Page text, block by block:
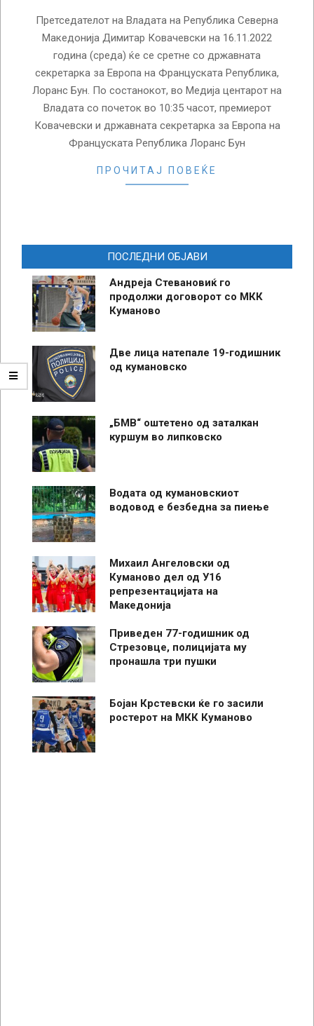
Претседателот на Владата на Република Северна
Македонија Димитар Ковачевски на 16.11.2022
година (среда) ќе се сретне со државната
секретарка за Европа на Француската Република,
Лоранс Бун. По состанокот, во Медија центарот на
Владата со почеток во 10:35 часот, премиерот
Ковачевски и државната секретарка за Европа на
Француската Република Лоранс Бун
ПРОЧИТАЈ ПОВЕЌЕ
ПОСЛЕДНИ ОБЈАВИ
Андреја Стевановиќ го
продолжи договорот со МКК
Куманово
Две лица натепале 19-годишник
од кумановско
„БМВ“ оштетено од заталкан
куршум во липковско
Водата од кумановскиот
водовод е безбедна за пиење
Михаил Ангеловски од
Куманово дел од У16
репрезентацијата на
Македонија
Приведен 77-годишник од
Стрезовце, полицијата му
пронашла три пушки
Бојан Крстевски ќе го засили
ростерот на МКК Куманово